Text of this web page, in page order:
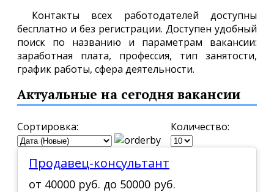
Контакты всех работодателей доступны
бесплатно и без регистрации. Доступен удобный
поиск по названию и параметрам вакансии:
заработная плата, профессия, тип занятости,
график работы, сфера деятельности.
Актуальные на сегодня вакансии
Сортировка: Количество:
Продавец-консультант
от 40000 руб. до 50000 руб.